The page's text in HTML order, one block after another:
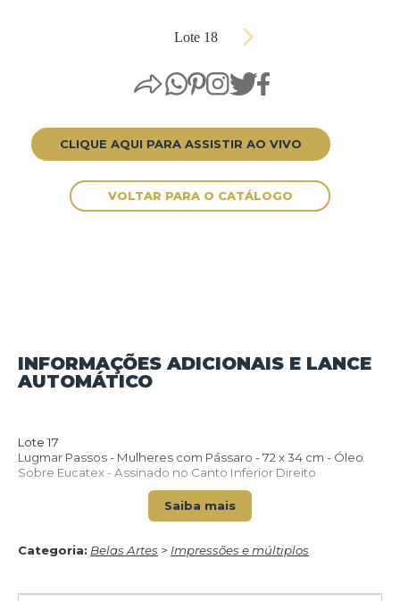
Lote 18
INFORMAÇÕES ADICIONAIS E LANCE
AUTOMÁTICO
Lote 17
Lugmar Passos - Mulheres com Pássaro - 72 x 34 cm - Óleo
Sobre Eucatex - Assinado no Canto Inferior Direito
Saiba mais
Categoria: Belas Artes > Impressões e múltiplos
CLIQUE AQUI PARA ASSISTIR AO VIVO